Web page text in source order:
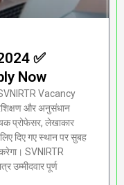
✅
Now
Vacancy
और अनुसंधान
प्रोफेसर, लेखाकार
दिए गए स्थान पर सुबह
SVNIRTR
पूर्ण